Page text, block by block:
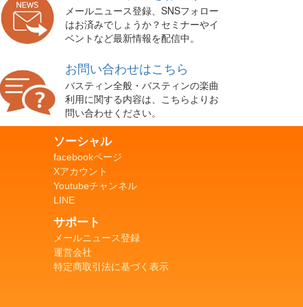
メールニュース登録、SNSフォロー
はお済みでしょうか？セミナーやイ
ベントなど最新情報を配信中。
お問い合わせはこちら
バスティン全般・バスティンの楽曲
利用に関する内容は、こちらよりお
問い合わせください。
ソーシャル
facebookページ
Xアカウント
Youtubeチャンネル
LINE
サポート
メールニュース登録
運営会社
特定商取引法に基づく表示